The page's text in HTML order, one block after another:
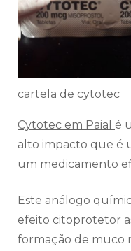
cartela de cytotec
Cytotec em Paial é
alto impacto que é
um medicamento
Este análogo
efeito citoprotetor
formação de muco